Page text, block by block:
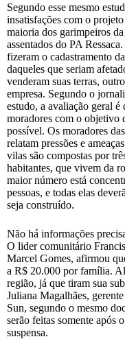
Segundo esse mesmo
insatisfações com o
maioria dos garimpeiros
assentados do PA
fizeram o cadastramento
daqueles que seriam
venderam suas terras,
empresa. Segundo o
estudo, a avaliação geral é
moradores com o objetivo
possível. Os moradores
relatam pressões e
vilas são compostas por
habitantes, que vivem da
maior número está
pessoas, e todas elas
seja construído.
Não há informações
O lider comunitário
Marcel Gomes, afirmou
a R$ 20.000 por família.
região, já que tiram sua
Juliana Magalhães,
Sun, segundo o mesmo
serão feitas somente após
suspensa.